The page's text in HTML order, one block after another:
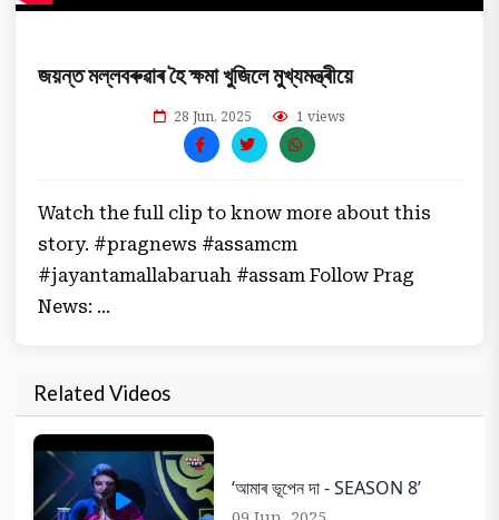
জয়ন্ত মল্লবৰুৱাৰ হৈ ক্ষমা খুজিলে মুখ্যমন্ত্ৰীয়ে
28 Jun, 2025 1 views
Watch the full clip to know more about this
story. #pragnews #assamcm
#jayantamallabaruah #assam Follow Prag
News: ...
Related Videos
‘আমাৰ ভূপেন দা - SEASON 8’